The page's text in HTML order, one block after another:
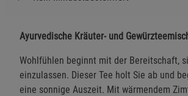
Ayurvedische Kräuter- und
Wohlfühlen beginnt mit der Bereitschaft,
einzulassen. Dieser Tee holt Sie ab und
eine sonnige Auszeit. Mit wärmendem